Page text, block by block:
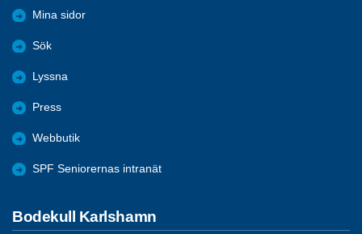
Mina sidor
Sök
Lyssna
Press
Webbutik
SPF Seniorernas intranät
Bodekull Karlshamn